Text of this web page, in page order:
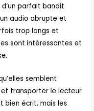
parfait bandit
audio abrupte et
trop longs et
sont intéressantes et
semblent
transporter le lecteur
bien écrit, mais les